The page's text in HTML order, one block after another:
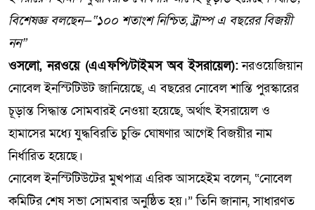
বিশেষজ্ঞ বলছেন—“১০০ শতাংশ নিশ্চিত, ট্রাম্প এ বছরের বিজয়ী
নন”
ওসলো, নরওয়ে (এএফপি/টাইমস অব ইসরায়েল):নরওয়েজিয়ান
নোবেল ইনস্টিটিউট জানিয়েছে, এ বছরের নোবেল শান্তি পুরস্কারের
চূড়ান্ত সিদ্ধান্ত সোমবারই নেওয়া হয়েছে, অর্থাৎ ইসরায়েল ও
হামাসের মধ্যে যুদ্ধবিরতি চুক্তি ঘোষণার আগেই বিজয়ীর নাম
নির্ধারিত হয়েছে।
নোবেল ইনস্টিটিউটের মুখপাত্র এরিক আসহেইম বলেন, “নোবেল
কমিটির শেষ সভা সোমবার অনুষ্ঠিত হয়।” তিনি জানান, সাধারণত